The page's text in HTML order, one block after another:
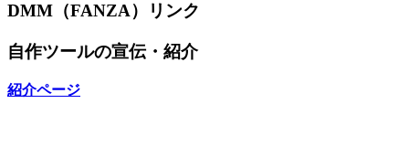
DMM（FANZA）リンク
自作ツールの宣伝・紹介
紹介ページ